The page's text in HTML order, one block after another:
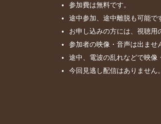
参加費は無料です。
途中参加、途中離脱も可能で
お申し込みの方には、視聴用
参加者の映像・音声は出ませ
途中、電波の乱れなどで映像
今回見逃し配信はありません。